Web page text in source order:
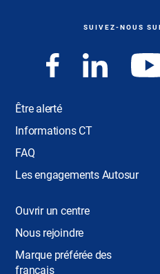
SUIVEZ-NOUS
Être alerté
Informations CT
FAQ
Les engagements Autosur
Ouvrir un centre
Nous rejoindre
Marque préférée des
français